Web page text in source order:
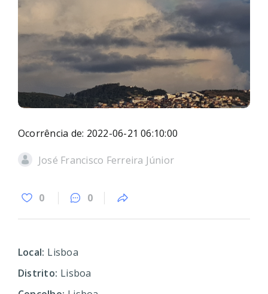
Ocorrência de: 2022-06-21 06:10:00
José Francisco Ferreira Júnior
0 0
Local: Lisboa
Distrito: Lisboa